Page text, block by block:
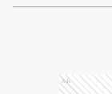
Ads